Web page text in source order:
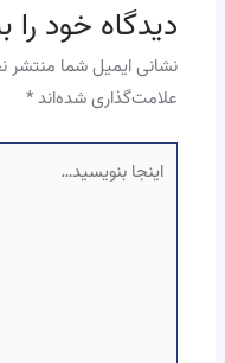
دیدگاه‌ خود را
نشانی ایمیل شما منتشر
علامت‌گذاری شده‌اند*
بنویسید…